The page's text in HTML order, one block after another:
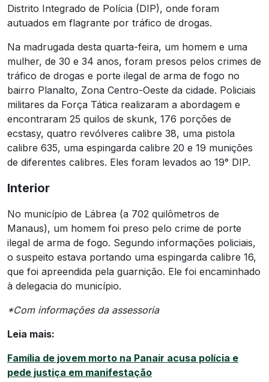
Distrito Integrado de Polícia (DIP), onde foram
autuados em flagrante por tráfico de drogas.
Na madrugada desta quarta-feira, um homem e uma
mulher, de 30 e 34 anos, foram presos pelos crimes de
tráfico de drogas e porte ilegal de arma de fogo no
bairro Planalto, Zona Centro-Oeste da cidade. Policiais
militares da Força Tática realizaram a abordagem e
encontraram 25 quilos de skunk, 176 porções de
ecstasy, quatro revólveres calibre 38, uma pistola
calibre 635, uma espingarda calibre 20 e 19 munições
de diferentes calibres. Eles foram levados ao 19° DIP.
Interior
No município de Lábrea (a 702 quilômetros de
Manaus), um homem foi preso pelo crime de porte
ilegal de arma de fogo. Segundo informações policiais,
o suspeito estava portando uma espingarda calibre 16,
que foi apreendida pela guarnição. Ele foi encaminhado
à delegacia do município.
*Com informações da assessoria
Leia mais:
Família de jovem morto na Panair acusa polícia e
pede justiça em manifestação